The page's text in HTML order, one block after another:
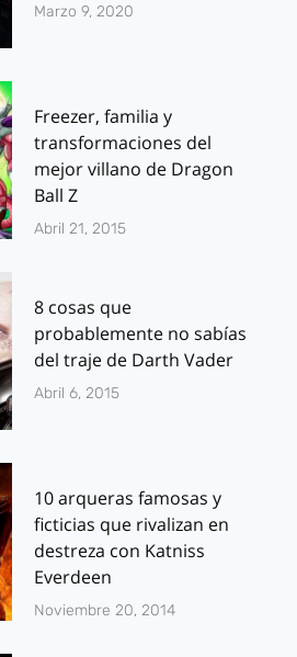
Marzo 9, 2020
Freezer, familia y
transformaciones del
mejor villano de Dragon
Ball Z
Abril 21, 2015
8 cosas que
probablemente no sabías
del traje de Darth Vader
Abril 6, 2015
10 arqueras famosas y
ficticias que rivalizan en
destreza con Katniss
Everdeen
Noviembre 20, 2014